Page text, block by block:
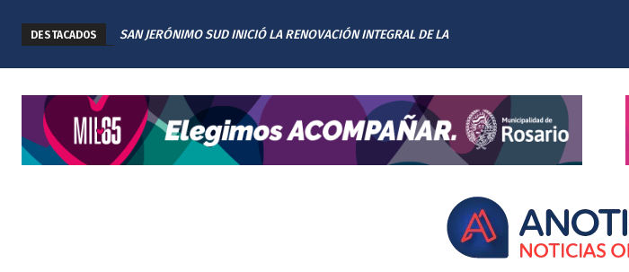
DESTACADOS
SAN JERÓNIMO SUD INICIÓ LA RENOVACIÓN INTEGRAL DE LA